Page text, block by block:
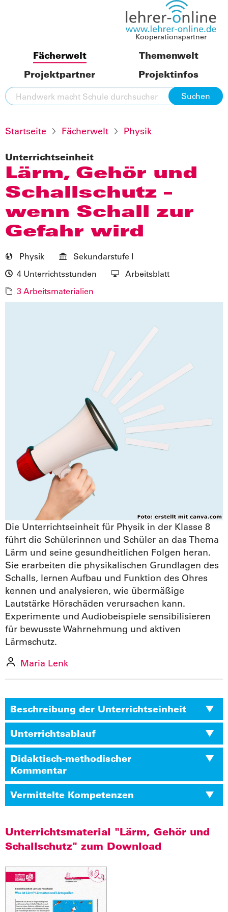
Kooperationspartner
Fächerwelt
Themenwelt
Projektpartner
Projektinfos
Startseite Fächerwelt Physik
Unterrichtseinheit
Lärm, Gehör und
Schallschutz –
wenn Schall zur
Gefahr wird
Physik
Sekundarstufe I
4 Unterrichtsstunden
Arbeitsblatt
3 Arbeitsmaterialien
Die Unterrichtseinheit für Physik in der Klasse 8
führt die Schülerinnen und Schüler an das Thema
Lärm und seine gesundheitlichen Folgen heran.
Sie erarbeiten die physikalischen Grundlagen des
Schalls, lernen Aufbau und Funktion des Ohres
kennen und analysieren, wie übermäßige
Lautstärke Hörschäden verursachen kann.
Experimente und Audiobeispiele sensibilisieren
für bewusste Wahrnehmung und aktiven
Lärmschutz.
Maria Lenk
Beschreibung der Unterrichtseinheit
Unterrichtsablauf
Didaktisch-methodischer
Kommentar
Vermittelte Kompetenzen
Unterrichtsmaterial "Lärm, Gehör und
Schallschutz" zum Download